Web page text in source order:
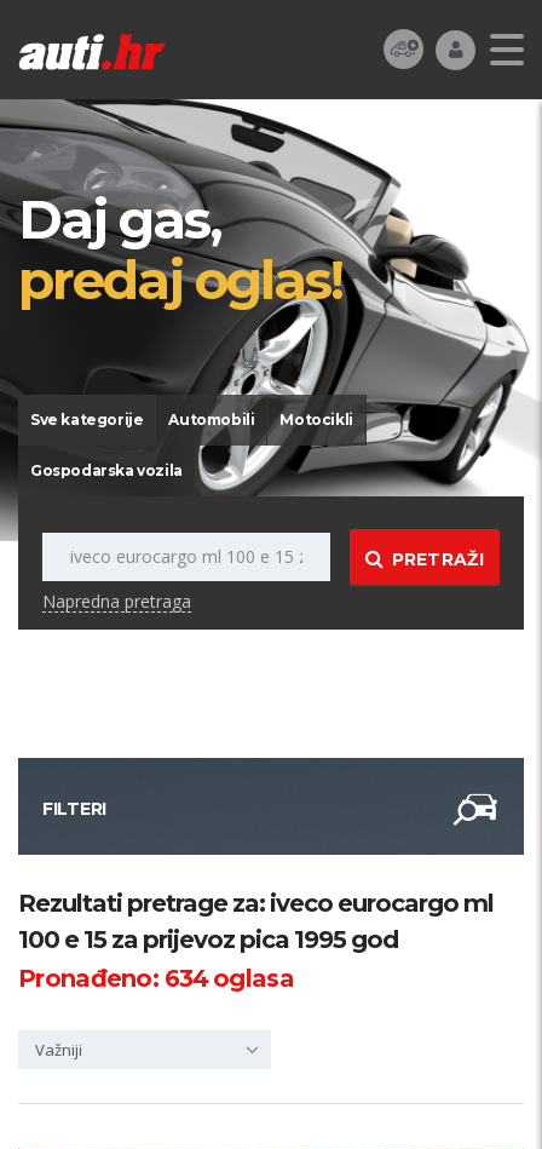
Daj gas,
predaj oglas!
Sve kategorije Automobili Motocikli
Gospodarska vozila
PRETRAŽI
Napredna pretraga
FILTERI
Kategorija
Županija
Rezultati pretrage za: iveco eurocargo ml
100 e 15 za prijevoz pica 1995 god
Pronađeno: 634oglasa
Važniji